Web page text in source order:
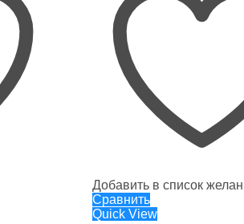
Добавить в список
Сравнить
Quick View